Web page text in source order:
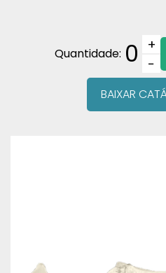
Quantidade: 0
+
−
BAIXAR